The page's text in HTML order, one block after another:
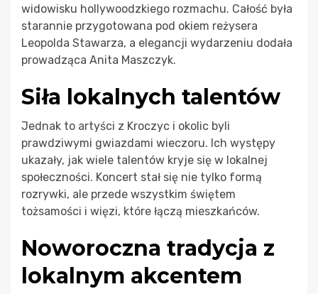
widowisku hollywoodzkiego rozmachu. Całość była
starannie przygotowana pod okiem reżysera
Leopolda Stawarza, a elegancji wydarzeniu dodała
prowadząca Anita Maszczyk.
Siła lokalnych talentów
Jednak to artyści z Kroczyc i okolic byli
prawdziwymi gwiazdami wieczoru. Ich występy
ukazały, jak wiele talentów kryje się w lokalnej
społeczności. Koncert stał się nie tylko formą
rozrywki, ale przede wszystkim świętem
tożsamości i więzi, które łączą mieszkańców.
Noworoczna tradycja z
lokalnym akcentem